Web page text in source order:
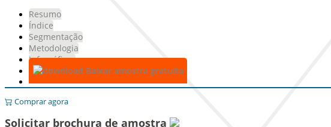
Resumo
Índice
Segmentação
Metodologia
Infográficos
Baixar amostra gratuita
Comprar agora
Solicitar brochura de amostra